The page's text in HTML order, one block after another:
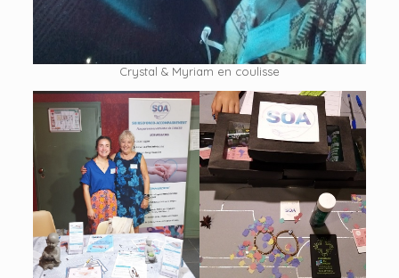
Crystal & Myriam en coulisse